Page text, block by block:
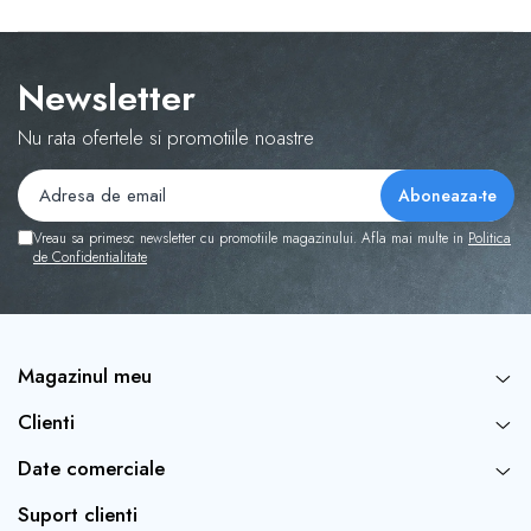
Newsletter
Nu rata ofertele si promotiile noastre
Vreau sa primesc newsletter cu promotiile magazinului. Afla mai multe in Politica
de Confidentialitate
Magazinul meu
Clienti
Date comerciale
Suport clienti